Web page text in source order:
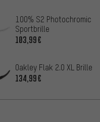
100% S2 Photochromic
Sportbrille
103,99€
Oakley Flak 2.0 XL Brille
134,99€